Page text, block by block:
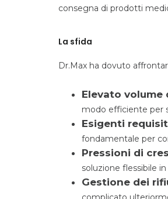
consegna di prodotti
La sfida
Dr.Max ha dovuto
Elevato volume
modo efficiente per
Esigenti
fondamentale per
Pressioni di
soluzione flessibile
Gestione dei